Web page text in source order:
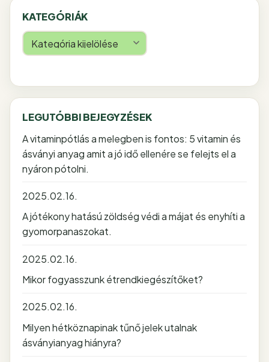
KATEGÓRIÁK
Kategóriák
LEGUTÓBBI BEJEGYZÉSEK
A vitaminpótlás a melegben is fontos: 5 vitamin és
ásványi anyag amit a jó idő ellenére se felejts el a
nyáron pótolni.
2025.02.16.
A jótékony hatású zöldség védi a májat és enyhíti a
gyomorpanaszokat.
2025.02.16.
Mikor fogyasszunk étrendkiegészítőket?
2025.02.16.
Milyen hétköznapinak tűnő jelek utalnak
ásványianyag hiányra?